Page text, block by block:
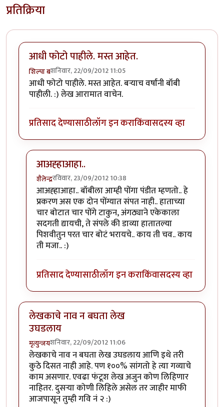
प्रतिक्रिया
आधी फोटो पाहीले. मस्त आहेत.
शिल्पा बशनिवार, 22/09/2012 11:05
आधी फोटो पाहीले. मस्त आहेत. बर्‍याच वर्षांनी बॉबी
पाहीली. :) लेख आरामात वाचेन.
प्रतिसाद देण्यासाठीलॉग इन कराकिंवासदस्य व्हा
आअह्हाआहा..
शैलेन्द्ररविवार, 23/09/2012 10:38
In reply toआधी फोटो पाहीले. मस्त आहेत.byशिल्पा ब
आअह्हाआहा.. बॉबीला आम्ही पोंगा पंडीत म्हणतो.. हे
प्रकरण अस एक दोन पोंग्यात संपत नाही.. हाताच्या
चार बोटात चार पोंगे टाकुन, अंगठ्याने एकेकाला
सदगती द्यायची, ते संपले की डाव्या हातातल्या
पिशवीतुन परत चार बोटं भरायचे.. काय ती चव.. काय
ती मजा.. :)
प्रतिसाद देण्यासाठीलॉग इन कराकिंवासदस्य व्हा
लेखकाचे नाव न बघता लेख
उघडलाय
मृत्युन्जयशनिवार, 22/09/2012 11:06
लेखकाचे नाव न बघता लेख उघडलाय आणि इथे तरी
कुठे दिसत नाही आहे. पण १००% सांगतो हे त्या गव्याचे
काम असणार. एवढा फंटूश लेख अजुन कोण लिहिणार
नाहितर. दुसर्‍या कोणी लिहिले असेल तर जाहीर माफी
आजपासून तुम्ही गवि नं २ :)